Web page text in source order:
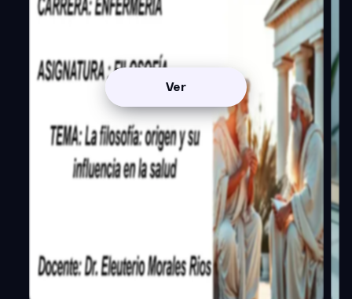
Ver